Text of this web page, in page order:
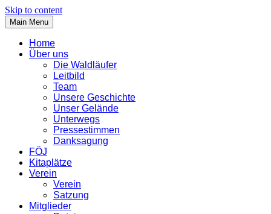
Skip to content
Main Menu
Home
Über uns
Die Waldläufer
Leitbild
Team
Unsere Geschichte
Unser Gelände
Unterwegs
Pressestimmen
Danksagung
FÖJ
Kitaplätze
Verein
Verein
Satzung
Mitglieder